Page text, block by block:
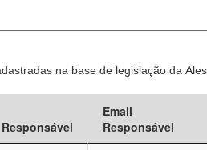
na base de legislação da
Responsável
Email
Responsável